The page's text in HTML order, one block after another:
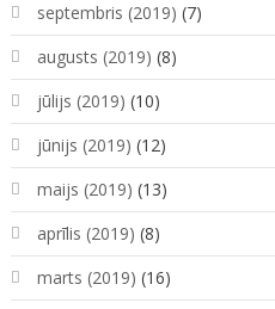
septembris (2019) (7)
augusts (2019) (8)
jūlijs (2019) (10)
jūnijs (2019) (12)
maijs (2019) (13)
aprīlis (2019) (8)
marts (2019) (16)